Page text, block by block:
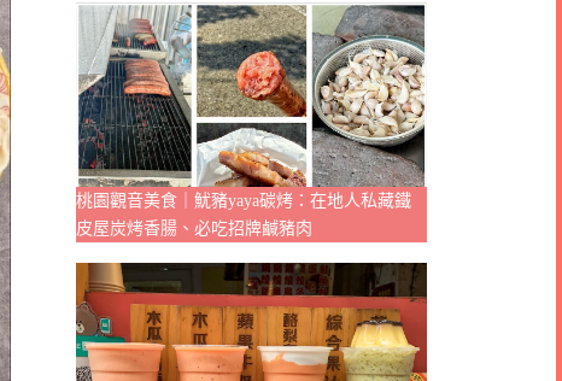
桃園觀音美食｜魷豬yaya碳烤：在地人私藏鐵
皮屋炭烤香腸、必吃招牌鹹豬肉